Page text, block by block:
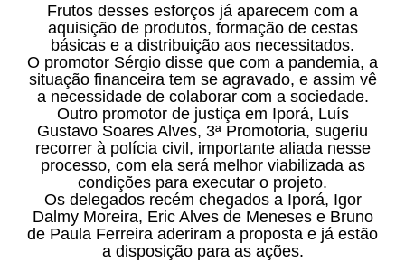
Frutos desses esforços já aparecem com a
aquisição de produtos, formação de cestas
básicas e a distribuição aos necessitados.
O promotor Sérgio disse que com a pandemia, a
situação financeira tem se agravado, e assim vê
a necessidade de colaborar com a sociedade.
Outro promotor de justiça em Iporá, Luís
Gustavo Soares Alves, 3ª Promotoria, sugeriu
recorrer à polícia civil, importante aliada nesse
processo, com ela será melhor viabilizada as
condições para executar o projeto.
Os delegados recém chegados a Iporá, Igor
Dalmy Moreira, Eric Alves de Meneses e Bruno
de Paula Ferreira aderiram a proposta e já estão
a disposição para as ações.